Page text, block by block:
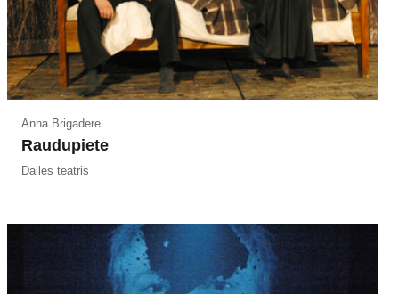
Anna Brigadere
Raudupiete
Dailes teātris